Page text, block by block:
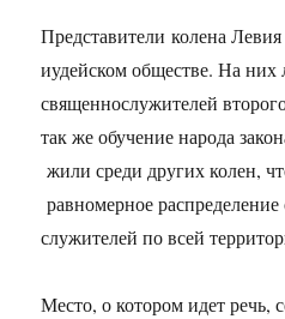
Представители колена
иудейском обществе. На них
священнослужителей
так же обучение народа
жили среди других колен,
равномерное
служителей по всей
Место, о котором идет речь,